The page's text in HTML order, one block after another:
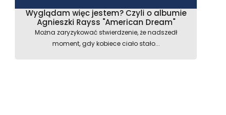
Wyglądam więc jestem? Czyli o albumie
Agnieszki Rayss "American Dream"
Można zaryzykować stwierdzenie, że nadszedł
moment, gdy kobiece ciało stało...